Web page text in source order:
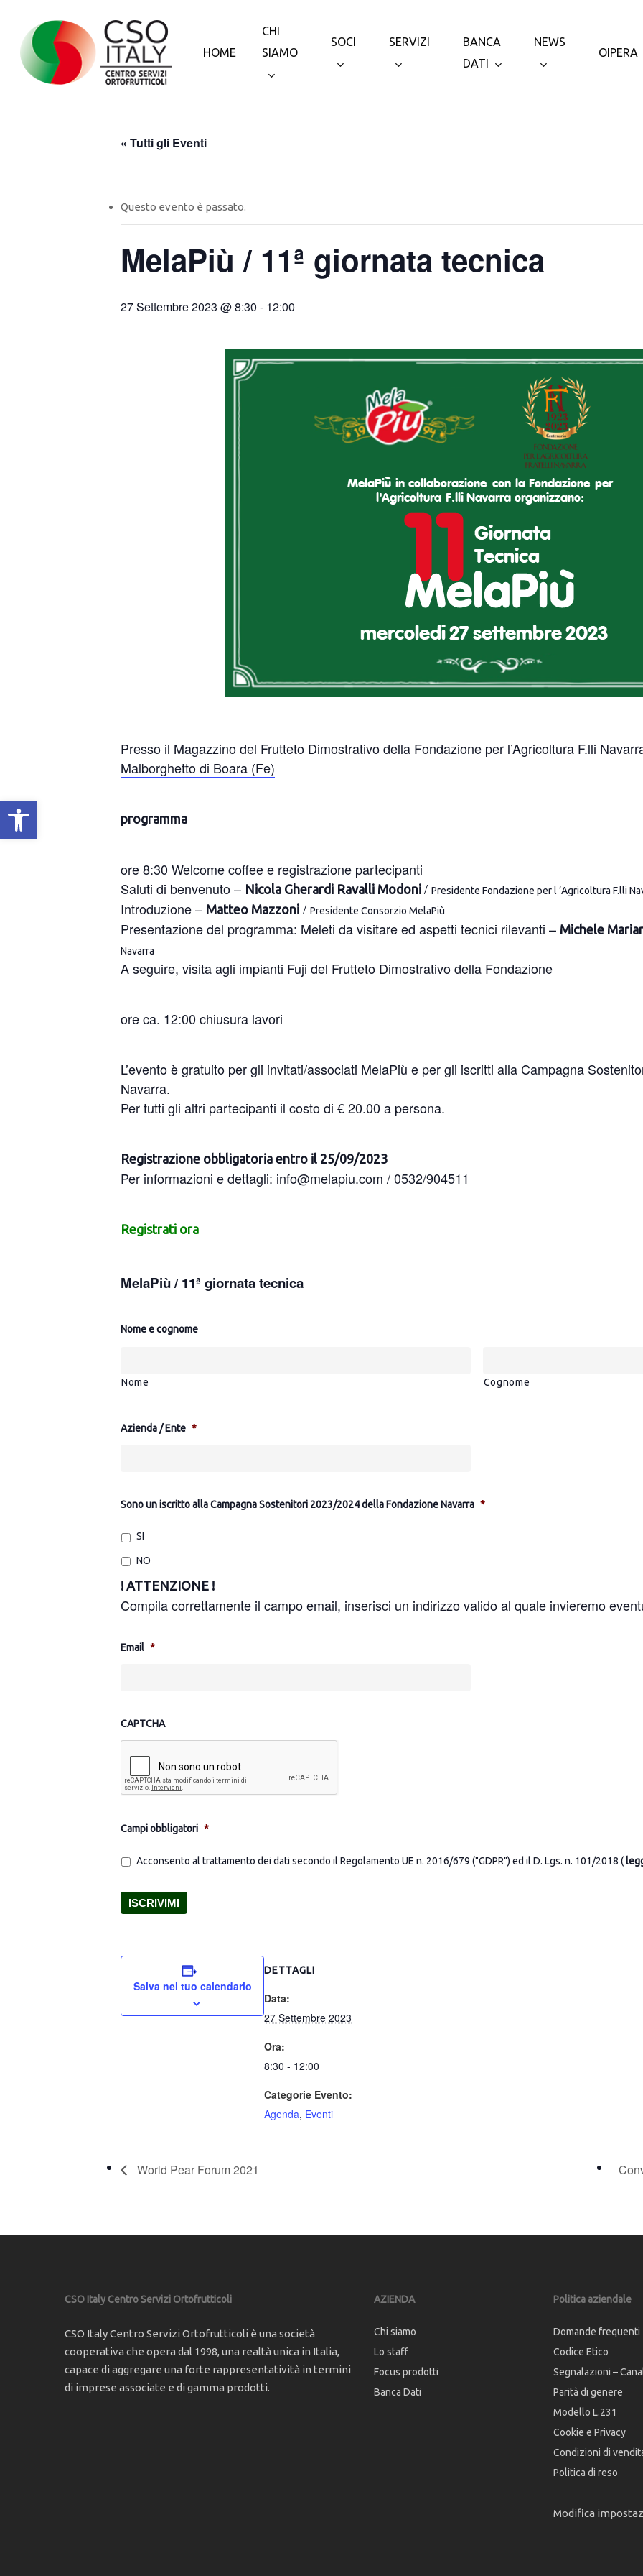
Apri la barra degli strumenti
main
content
HOME
CHI
SIAMO
SOCI SERVIZI
BANCA
DATI
NEWS
OIPERA
« Tutti gli Eventi
Questo evento è passato.
MelaPiù / 11ª giornata tecnica
27 Settembre 2023 @ 8:30 - 12:00
Presso il Magazzino del Frutteto Dimostrativo della Fondazione per l’Agricoltura F.lli
Malborghetto di Boara (Fe)
programma
ore 8:30 Welcome coffee e registrazione partecipanti
Saluti di benvenuto – Nicola Gherardi Ravalli Modoni / Presidente Fondazione per l ’Agricoltura F.lli
Introduzione – Matteo Mazzoni / Presidente Consorzio MelaPiù
Presentazione del programma: Meleti da visitare ed aspetti tecnici rilevanti – Michele
Navarra
A seguire, visita agli impianti Fuji del Frutteto Dimostrativo della Fondazione
ore ca. 12:00 chiusura lavori
L’evento è gratuito per gli invitati/associati MelaPiù e per gli iscritti alla Campagna
Navarra.
Per tutti gli altri partecipanti il costo di € 20.00 a persona.
Registrazione obbligatoria entro il 25/09/2023
Per informazioni e dettagli: info@melapiu.com / 0532/904511
Registrati ora
MelaPiù / 11ª giornata tecnica
Nome e cognome
Nome Cognome
Azienda / Ente *
Sono un iscritto alla Campagna Sostenitori 2023/2024 della Fondazione Navarra *
SI
NO
! ATTENZIONE !
Compila correttamente il campo email, inserisci un indirizzo valido al quale invieremo
Email *
CAPTCHA
Campi obbligatori *
Acconsento al trattamento dei dati secondo il Regolamento UE n. 2016/679 ("GDPR") ed il D. Lgs. n. 101/2018 (
Salva nel tuo calendario
DETTAGLI
Data:
27 Settembre 2023
Ora:
8:30 - 12:00
Categorie Evento:
Agenda, Eventi
World Pear Forum 2021
CSO Italy Centro Servizi Ortofrutticoli
CSO Italy Centro Servizi Ortofrutticoli è una società
cooperativa che opera dal 1998, una realtà unica in Italia,
capace di aggregare una forte rappresentatività in termini
di imprese associate e di gamma prodotti.
AZIENDA
Chi siamo
Lo staff
Focus prodotti
Banca Dati
Politica aziendale
Domande frequenti
Codice Etico
Segnalazioni –
Parità di genere
Modello L.231
Cookie e Privacy
Condizioni di
Politica di reso
Modifica